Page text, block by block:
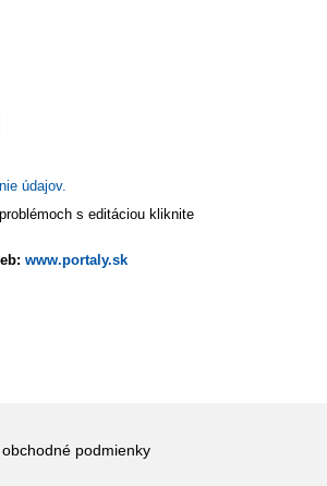
údajov.
s editáciou kliknite
www.portaly.sk
podmienky